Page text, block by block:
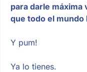
para darle máxima
que todo el mundo
Y pum!
Ya lo tienes.